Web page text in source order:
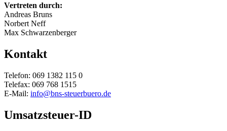
Vertreten durch:
Andreas Bruns
Norbert Neff
Max Schwarzenberger
Kontakt
Telefon: 069 1382 115 0
Telefax: 069 768 1515
E-Mail: info@bns-steuerbuero.de
Umsatzsteuer-ID